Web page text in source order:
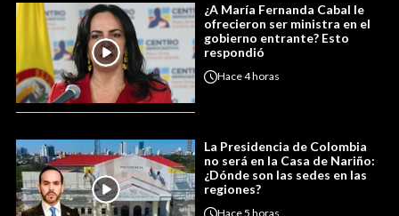
¿A María Fernanda Cabal le
ofrecieron ser ministra en el
gobierno entrante? Esto
respondió
Hace4 horas
La Presidencia de Colombia
no será en la Casa de Nariño:
¿Dónde son las sedes en las
regiones?
Hace5 horas